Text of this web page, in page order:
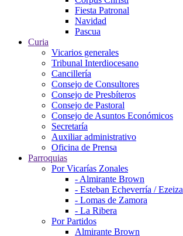
Fiesta Patronal
Navidad
Pascua
Curia
Vicarios generales
Tribunal Interdiocesano
Cancillería
Consejo de Consultores
Consejo de Presbíteros
Consejo de Pastoral
Consejo de Asuntos Económicos
Secretaría
Auxiliar administrativo
Oficina de Prensa
Parroquias
Por Vicarías Zonales
- Almirante Brown
- Esteban Echeverría / Ezeiza
- Lomas de Zamora
- La Ribera
Por Partidos
Almirante Brown